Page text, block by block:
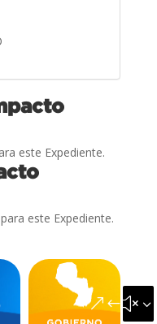
este Expediente.
este Expediente.